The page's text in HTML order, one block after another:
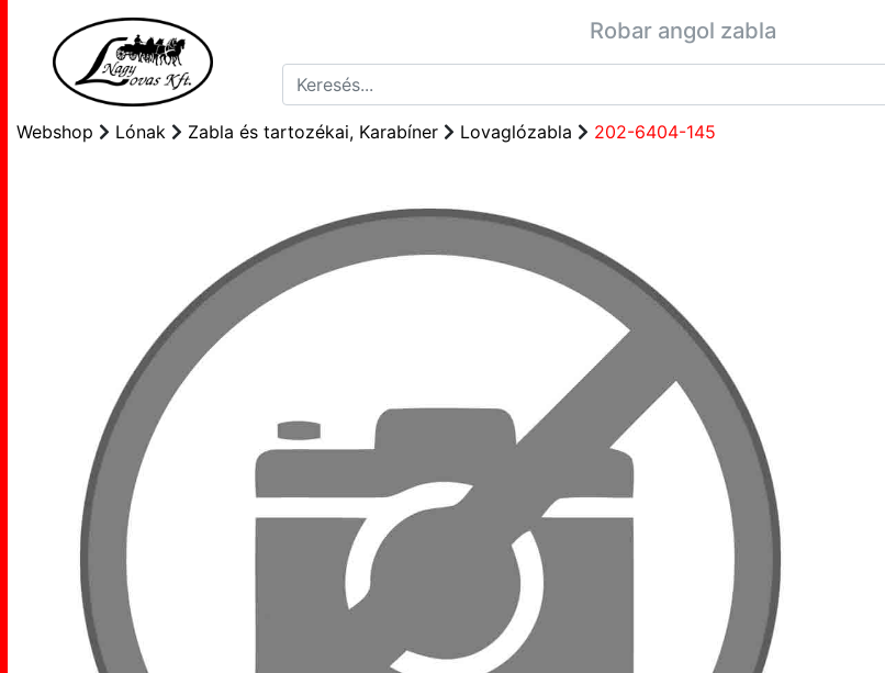
Robar angol zabla
Webshop Lónak Zabla és tartozékai, Karabíner Lovaglózabla 202-6404-145